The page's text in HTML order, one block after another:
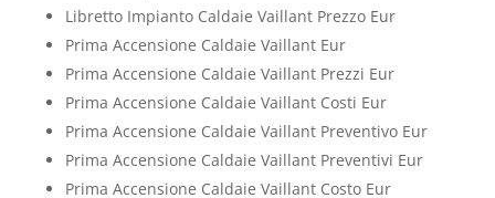
Libretto Impianto Caldaie Vaillant Prezzo Eur
Prima Accensione Caldaie Vaillant Eur
Prima Accensione Caldaie Vaillant Prezzi Eur
Prima Accensione Caldaie Vaillant Costi Eur
Prima Accensione Caldaie Vaillant Preventivo Eur
Prima Accensione Caldaie Vaillant Preventivi Eur
Prima Accensione Caldaie Vaillant Costo Eur